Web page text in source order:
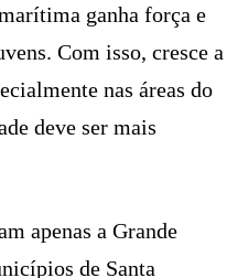
ganha força e
Com isso, cresce a
nas áreas do
deve ser mais
apenas a Grande
de Santa